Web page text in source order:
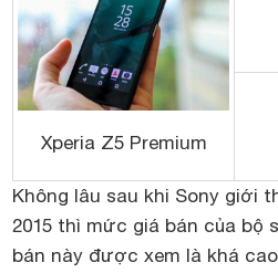
Xperia Z5 Premium
Không lâu sau khi Sony giới
2015 thì mức giá bán của bộ
bán này được xem là khá